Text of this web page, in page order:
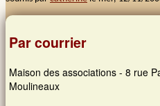
Liens
Par courrier
Maison des associations - 8 rue
Moulineaux